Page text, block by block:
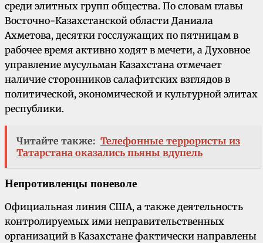
среди элитных групп общества. По словам главы
Восточно-Казахстанской области Даниала
Ахметова, десятки госслужащих по пятницам в
рабочее время активно ходят в мечети, а Духовное
управление мусульман Казахстана отмечает
наличие сторонников салафитских взглядов в
политической, экономической и культурной элитах
республики.
Читайте также: Телефонные террористы из
Татарстана оказались пьяны вдупель
Непротивленцы поневоле
Официальная линия США, а также деятельность
контролируемых ими неправительственных
организаций в Казахстане фактически направлены